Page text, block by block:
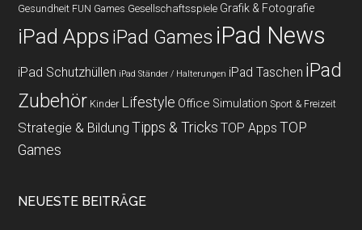
Gesundheit FUN Games Gesellschaftsspiele Grafik & Fotografie
iPad Apps iPad Games iPad News
iPad Schutzhüllen iPad Ständer / Halterungen iPad Taschen iPad
Zubehör Kinder Lifestyle Office Simulation Sport & Freizeit
Strategie & Bildung Tipps & Tricks TOP Apps TOP
Games
NEUESTE BEITRÄGE